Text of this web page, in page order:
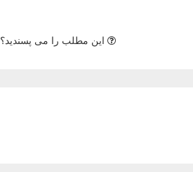
این مطلب را می پسندید؟